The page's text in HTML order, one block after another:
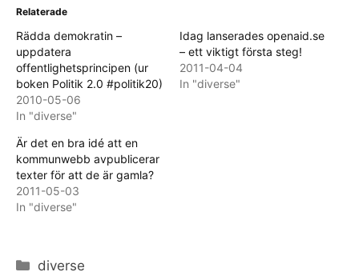
Relaterade
Rädda demokratin –
uppdatera
offentlighetsprincipen (ur
boken Politik 2.0 #politik20)
2010-05-06
In "diverse"
Idag lanserades openaid.se
– ett viktigt första steg!
2011-04-04
In "diverse"
Är det en bra idé att en
kommunwebb avpublicerar
texter för att de är gamla?
2011-05-03
In "diverse"
Categories
diverse